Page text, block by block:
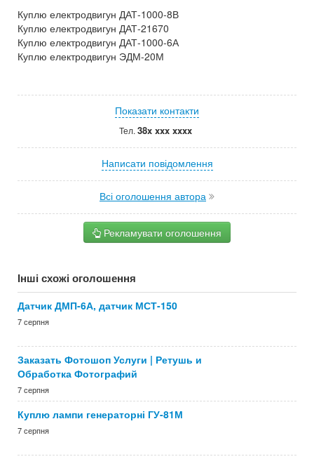
Куплю електродвигун ДАТ-1000-8В
Куплю електродвигун ДАТ-21670
Куплю електродвигун ДАТ-1000-6А
Куплю електродвигун ЭДМ-20М
Показати контакти
Тел. 38x xxx xxxx
Написати повідомлення
Всі оголошення автора
Рекламувати оголошення
Інші схожі оголошення
Датчик ДМП-6А, датчик МСТ-150
7 серпня
Заказать Фотошоп Услуги | Ретушь и
Обработка Фотографий
7 серпня
Куплю лампи генераторні ГУ-81М
7 серпня